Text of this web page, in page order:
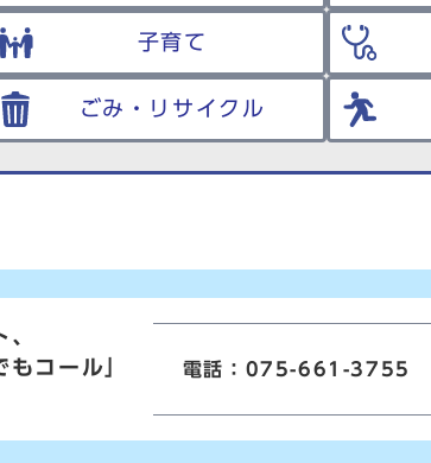
子育て
ごみ・リサイクル
もコール」 電話：075-661-3755